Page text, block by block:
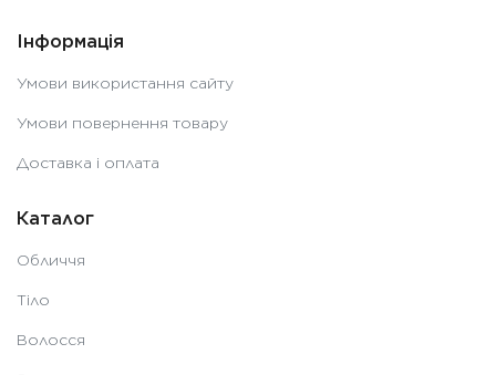
Інформація
Умови використання сайту
Умови повернення товару
Доставка і оплата
Каталог
Обличчя
Тіло
Волосся